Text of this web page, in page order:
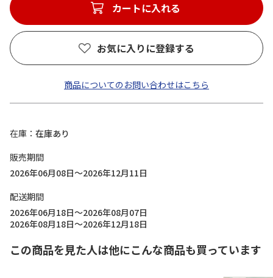
カートに入れる
お気に入りに登録する
商品についてのお問い合わせはこちら
在庫
在庫あり
販売期間
2026年06月08日～2026年12月11日
配送期間
2026年06月18日～2026年08月07日
2026年08月18日～2026年12月18日
この商品を見た人は他にこんな商品も買っています